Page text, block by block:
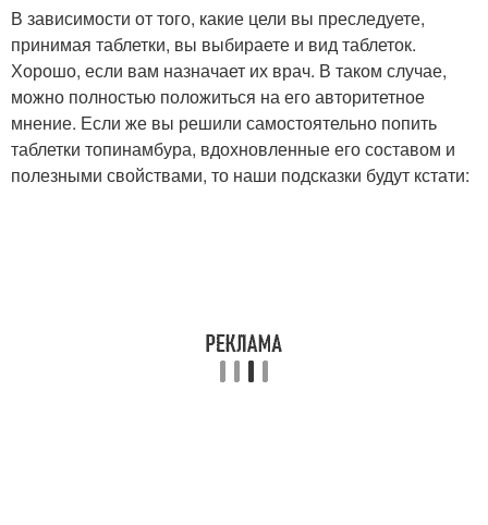
В зависимости от того, какие цели вы преследуете,
принимая таблетки, вы выбираете и вид таблеток.
Хорошо, если вам назначает их врач. В таком случае,
можно полностью положиться на его авторитетное
мнение. Если же вы решили самостоятельно попить
таблетки топинамбура, вдохновленные его составом и
полезными свойствами, то наши подсказки будут кстати: